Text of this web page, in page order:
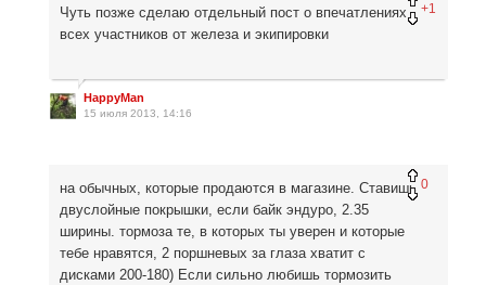
+1
Чуть позже сделаю отдельный пост о впечатлениях
всех участников от железа и экипировки
HappyMan
15 июля 2013, 14:16
0
на обычных, которые продаются в магазине. Ставишь
двуслойные покрышки, если байк эндуро, 2.35
ширины. тормоза те, в которых ты уверен и которые
тебе нравятся, 2 поршневых за глаза хватит с
дисками 200-180) Если сильно любишь тормозить